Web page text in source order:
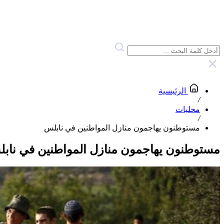
الرئيسية
/
محليات
/
مستوطنون يهاجمون منازل المواطنين في نابلس
مستوطنون يهاجمون منازل المواطنين في